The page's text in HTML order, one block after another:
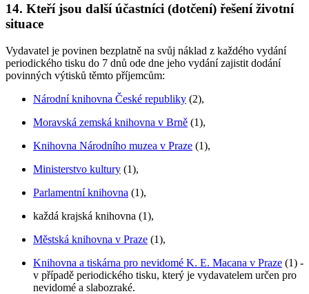
14. Kteří jsou další účastníci (dotčení) řešení životní
situace
Vydavatel je povinen bezplatně na svůj náklad z každého vydání
periodického tisku do 7 dnů ode dne jeho vydání zajistit dodání
povinných výtisků těmto příjemcům:
Národní knihovna České republiky (2),
Moravská zemská knihovna v Brně (1),
Knihovna Národního muzea v Praze (1),
Ministerstvo kultury (1),
Parlamentní knihovna (1),
každá krajská knihovna (1),
Městská knihovna v Praze (1),
Knihovna a tiskárna pro nevidomé K. E. Macana v Praze (1) -
v případě periodického tisku, který je vydavatelem určen pro
nevidomé a slabozraké.